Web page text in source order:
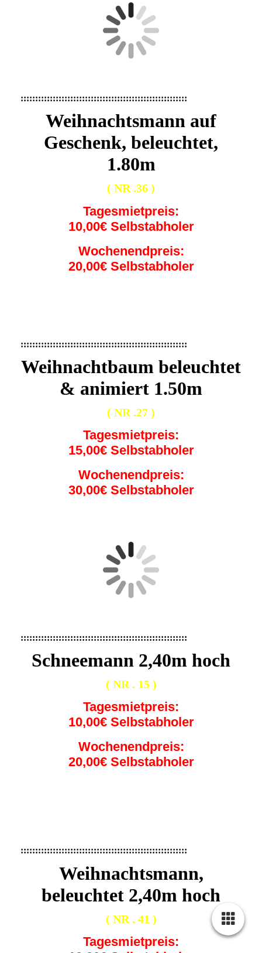
:::::::::::::::::::::::::::::::::::::::::::::::::::::::::
Weihnachtsmann auf
Geschenk, beleuchtet,
1.80m
( NR .36 )
Tagesmietpreis:
10,00€ Selbstabholer
Wochenendpreis:
20,00€ Selbstabholer
:::::::::::::::::::::::::::::::::::::::::::::::::::::::::
Weihnachtbaum beleuchtet
& animiert 1.50m
( NR .27 )
Tagesmietpreis:
15,00€ Selbstabholer
Wochenendpreis:
30,00€ Selbstabholer
:::::::::::::::::::::::::::::::::::::::::::::::::::::::::
Schneemann 2,40m hoch
( NR . 15 )
Tagesmietpreis:
10,00€ Selbstabholer
Wochenendpreis:
20,00€ Selbstabholer
:::::::::::::::::::::::::::::::::::::::::::::::::::::::::
Weihnachtsmann,
beleuchtet 2,40m hoch
( NR . 41 )
Tagesmietpreis: